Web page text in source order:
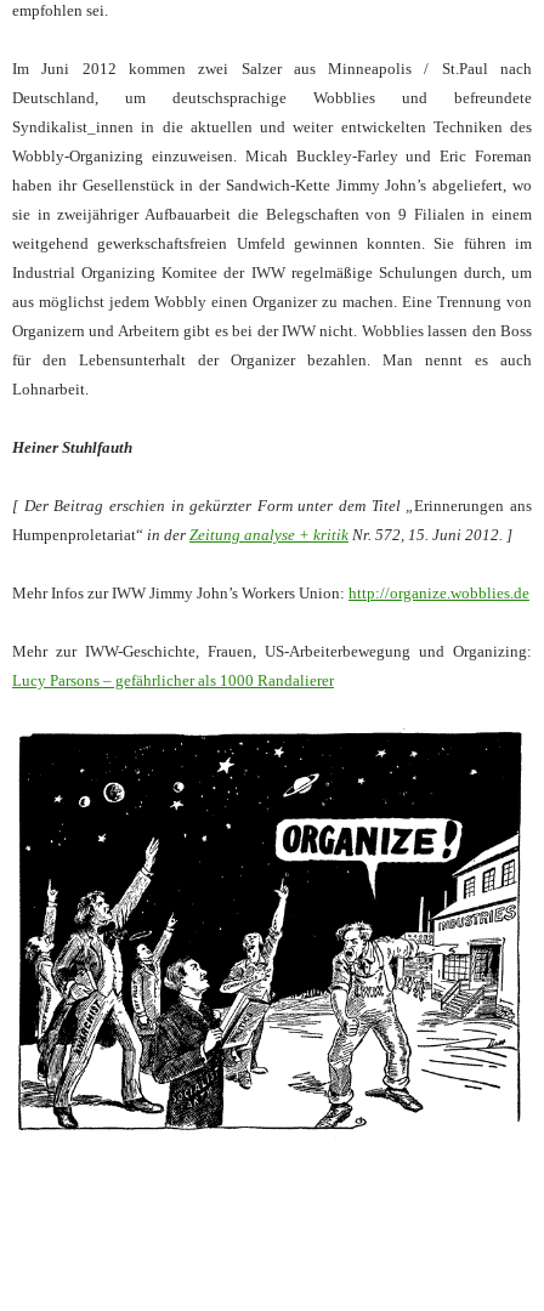
empfohlen sei.
Im Juni 2012 kommen zwei Salzer aus Minneapolis / St.Paul nach
Deutschland, um deutschsprachige Wobblies und befreundete
Syndikalist_innen in die aktuellen und weiter entwickelten Techniken des
Wobbly-Organizing einzuweisen. Micah Buckley-Farley und Eric Foreman
haben ihr Gesellenstück in der Sandwich-Kette Jimmy John’s abgeliefert, wo
sie in zweijähriger Aufbauarbeit die Belegschaften von 9 Filialen in einem
weitgehend gewerkschaftsfreien Umfeld gewinnen konnten. Sie führen im
Industrial Organizing Komitee der IWW regelmäßige Schulungen durch, um
aus möglichst jedem Wobbly einen Organizer zu machen. Eine Trennung von
Organizern und Arbeitern gibt es bei der IWW nicht. Wobblies lassen den Boss
für den Lebensunterhalt der Organizer bezahlen. Man nennt es auch
Lohnarbeit.
Heiner Stuhlfauth
[ Der Beitrag erschien in gekürzter Form unter dem Titel „Erinnerungen ans
Humpenproletariat“ in der Zeitung analyse + kritik Nr. 572, 15. Juni 2012. ]
Mehr Infos zur IWW Jimmy John’s Workers Union: http://organize.wobblies.de
Mehr zur IWW-Geschichte, Frauen, US-Arbeiterbewegung und Organizing:
Lucy Parsons – gefährlicher als 1000 Randalierer